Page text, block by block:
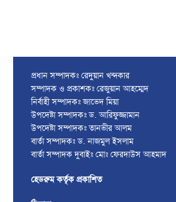
প্রধান সম্পাদকঃ রেদুয়ান খন্দকার
সম্পাদক ও প্রকাশকঃ রেজুয়ান আহম্মেদ
নির্বাহী সম্পাদকঃ জাভেদ মিয়া
উপদেষ্টা সম্পাদকঃ ড. আরিফুজ্জামান
উপদেষ্টা সম্পাদকঃ তানভীর আলম
বার্তা সম্পাদকঃ ড. নাজমুল ইসলাম
বার্তা সম্পাদক দুবাইঃ মোঃ ফেরদাউস আহমাদ
হেডরুম কর্তৃক প্রকাশিত